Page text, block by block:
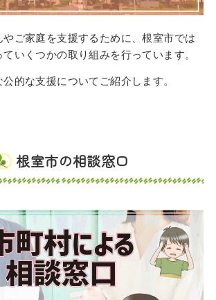
ご家庭を支援するために、根室市では
いくつかの取り組みを行っています。
的な支援についてご紹介します。
根室市の相談窓口